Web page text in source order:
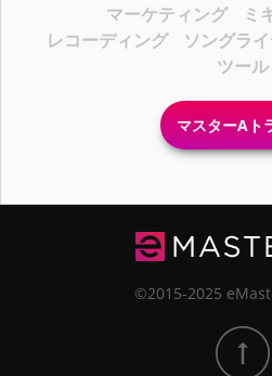
マーケティング ミ
レコーディング
ソングラ
ツール
マスターAト
©2015-2025